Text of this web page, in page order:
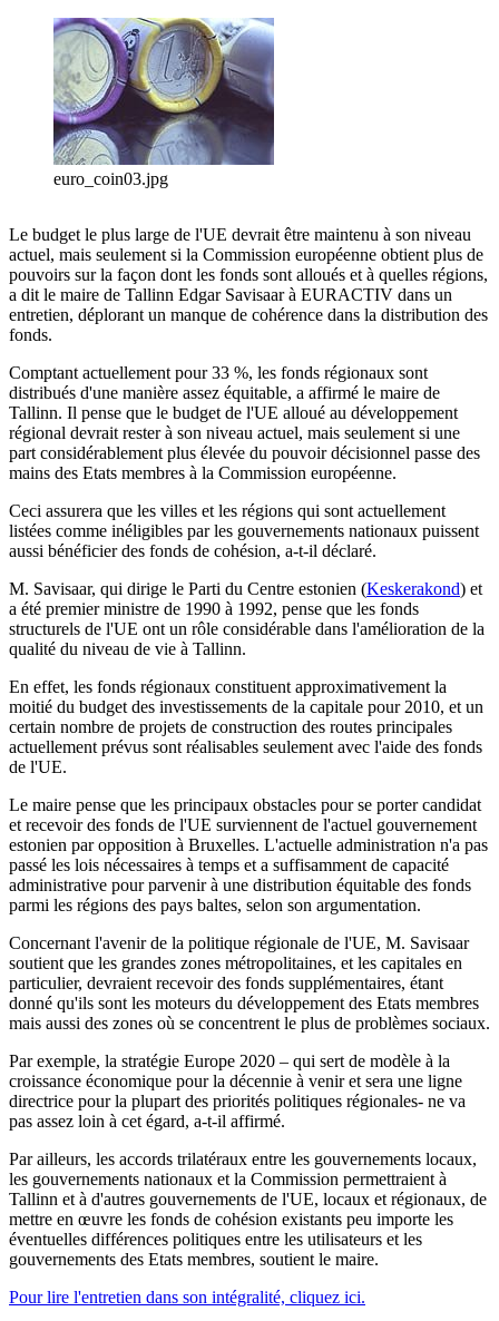
euro_coin03.jpg
Le budget le plus large de l'UE devrait être maintenu à son niveau
actuel, mais seulement si la Commission européenne obtient plus de
pouvoirs sur la façon dont les fonds sont alloués et à quelles régions,
a dit le maire de Tallinn Edgar Savisaar à EURACTIV dans un
entretien, déplorant un manque de cohérence dans la distribution des
fonds.
Comptant actuellement pour 33 %, les fonds régionaux sont
distribués d'une manière assez équitable, a affirmé le maire de
Tallinn. Il pense que le budget de l'UE alloué au développement
régional devrait rester à son niveau actuel, mais seulement si une
part considérablement plus élevée du pouvoir décisionnel passe des
mains des Etats membres à la Commission européenne.
Ceci assurera que les villes et les régions qui sont actuellement
listées comme inéligibles par les gouvernements nationaux puissent
aussi bénéficier des fonds de cohésion, a-t-il déclaré.
M. Savisaar, qui dirige le Parti du Centre estonien (Keskerakond) et
a été premier ministre de 1990 à 1992, pense que les fonds
structurels de l'UE ont un rôle considérable dans l'amélioration de la
qualité du niveau de vie à Tallinn.
En effet, les fonds régionaux constituent approximativement la
moitié du budget des investissements de la capitale pour 2010, et un
certain nombre de projets de construction des routes principales
actuellement prévus sont réalisables seulement avec l'aide des fonds
de l'UE.
Le maire pense que les principaux obstacles pour se porter candidat
et recevoir des fonds de l'UE surviennent de l'actuel gouvernement
estonien par opposition à Bruxelles. L'actuelle administration n'a pas
passé les lois nécessaires à temps et a suffisamment de capacité
administrative pour parvenir à une distribution équitable des fonds
parmi les régions des pays baltes, selon son argumentation.
Concernant l'avenir de la politique régionale de l'UE, M. Savisaar
soutient que les grandes zones métropolitaines, et les capitales en
particulier, devraient recevoir des fonds supplémentaires, étant
donné qu'ils sont les moteurs du développement des Etats membres
mais aussi des zones où se concentrent le plus de problèmes sociaux.
Par exemple, la stratégie Europe 2020 – qui sert de modèle à la
croissance économique pour la décennie à venir et sera une ligne
directrice pour la plupart des priorités politiques régionales- ne va
pas assez loin à cet égard, a-t-il affirmé.
Par ailleurs, les accords trilatéraux entre les gouvernements locaux,
les gouvernements nationaux et la Commission permettraient à
Tallinn et à d'autres gouvernements de l'UE, locaux et régionaux, de
mettre en œuvre les fonds de cohésion existants peu importe les
éventuelles différences politiques entre les utilisateurs et les
gouvernements des Etats membres, soutient le maire.
Pour lire l'entretien dans son intégralité, cliquez ici.